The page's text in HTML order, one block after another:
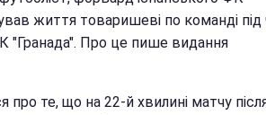
життя товаришеві по команді під
"Гранада". Про це пише видання
про те, що на 22-й хвилині матчу